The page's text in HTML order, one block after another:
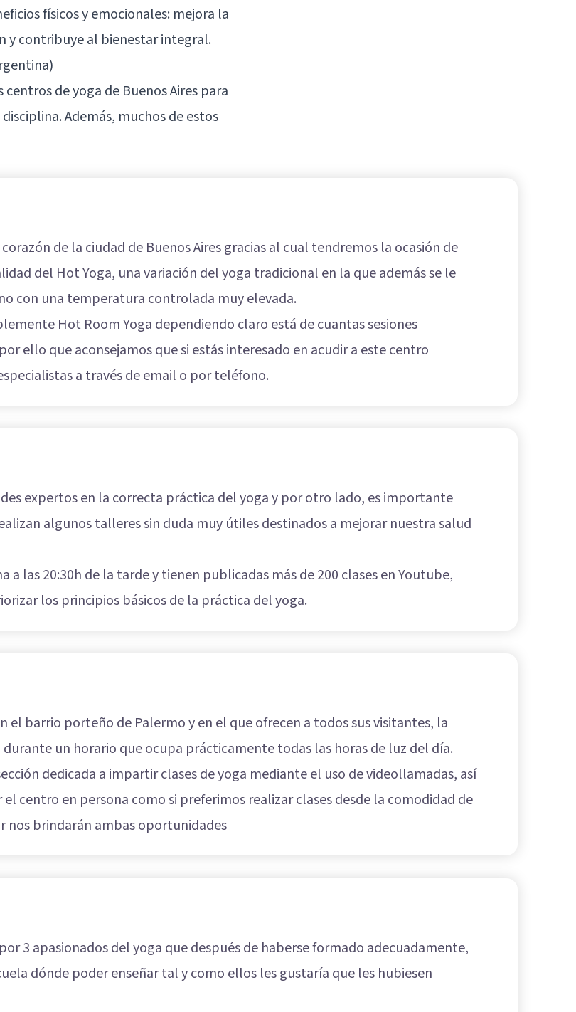
físicos y emocionales: mejora la
y contribuye al bienestar integral.
de yoga de Buenos Aires para
Además, muchos de estos
de la ciudad de Buenos Aires gracias al cual tendremos la ocasión de
del Hot Yoga, una variación del yoga tradicional en la que además se le
con una temperatura controlada muy elevada.
Hot Room Yoga dependiendo claro está de cuantas sesiones
ello que aconsejamos que si estás interesado en acudir a este centro
a través de email o por teléfono.
expertos en la correcta práctica del yoga y por otro lado, es importante
algunos talleres sin duda muy útiles destinados a mejorar nuestra salud
a las 20:30h de la tarde y tienen publicadas más de 200 clases en Youtube,
los principios básicos de la práctica del yoga.
el barrio porteño de Palermo y en el que ofrecen a todos sus visitantes, la
un horario que ocupa prácticamente todas las horas de luz del día.
dedicada a impartir clases de yoga mediante el uso de videollamadas, así
centro en persona como si preferimos realizar clases desde la comodidad de
nos brindarán ambas oportunidades
3 apasionados del yoga que después de haberse formado adecuadamente,
dónde poder enseñar tal y como ellos les gustaría que les hubiesen